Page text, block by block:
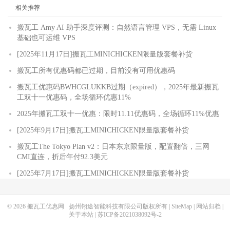
相关推荐
搬瓦工 Amy AI 助手深度评测：自然语言管理 VPS，无需 Linux
基础也可运维 VPS
[2025年11月17日]搬瓦工MINICHICKEN限量版套餐补货
搬瓦工所有优惠码都已过期，目前没有可用优惠码
搬瓦工优惠码BWHCGLUKKB过期（expired），2025年最新搬瓦
工双十一优惠码，全场循环优惠11%
2025年搬瓦工双十一优惠：限时11.11优惠码，全场循环11%优惠
[2025年9月17日]搬瓦工MINICHICKEN限量版套餐补货
搬瓦工The Tokyo Plan v2：日本东京限量版，配置翻倍，三网
CMI直连，折后年付92.3美元
[2025年7月17日]搬瓦工MINICHICKEN限量版套餐补货
© 2026 搬瓦工优惠网 扬州翎途智能科技有限公司版权所有 | SiteMap| 网站归档 |
关于本站| 苏ICP备2021038092号-2